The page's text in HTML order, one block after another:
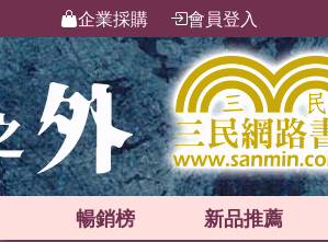
企業採購 會員登入
暢銷榜 新品推薦